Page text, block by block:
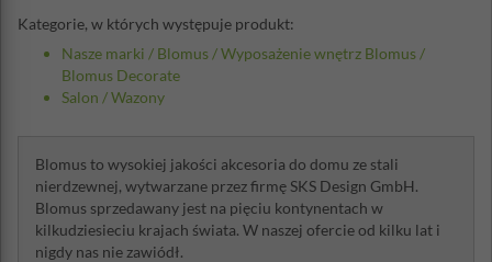
Kategorie, w których występuje produkt:
Nasze marki / Blomus /Wyposażenie wnętrz Blomus /
Blomus Decorate
Salon /Wazony
Blomus to wysokiej jakości akcesoria do domu ze stali
nierdzewnej, wytwarzane przez firmę SKS Design GmbH.
Blomus sprzedawany jest na pięciu kontynentach w
kilkudziesieciu krajach świata. W naszej ofercie od kilku lat i
nigdy nas nie zawiódł.